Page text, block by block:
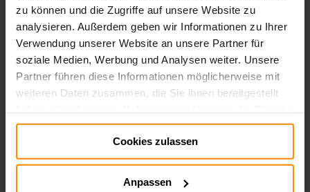
zu können und die Zugriffe auf unsere Website zu
analysieren. Außerdem geben wir Informationen zu Ihrer
Verwendung unserer Website an unsere Partner für
soziale Medien, Werbung und Analysen weiter. Unsere
Partner führen diese Informationen möglicherweise mit
weiteren Daten zusammen, die Sie ihnen bereitgestellt
gesammelt haben.
Impressum
Datenschutz:Datenschutz
Cookies zulassen
Anpassen
Mobile Ansicht
In der mobilen Ansicht erfolgt aufgrund der
Bildschirmgröße keine Unterscheidung zwischen Panel